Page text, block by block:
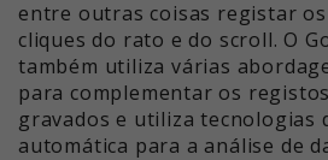
entre outras coisas registar
cliques do rato e do scroll. O
também utiliza várias
para complementar os
gravados e utiliza tecnologias
automática para a análise de